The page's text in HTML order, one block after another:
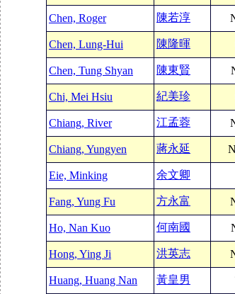
Chen, Roger 陳若淳
Chen, Lung-Hui 陳隆暉
Chen, Tung Shyan 陳東賢
Chi, Mei Hsiu 紀美珍
Chiang, River 江孟蓉
Chiang, Yungyen 蔣永延
Eie, Minking 余文卿
Fang, Yung Fu 方永富
Ho, Nan Kuo 何南國
Hong, Ying Ji 洪英志
Huang, Huang Nan 黃皇男